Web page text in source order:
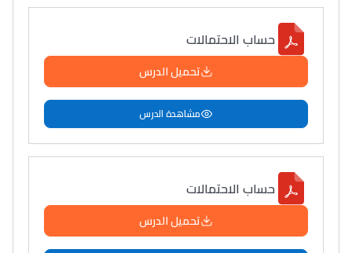
حساب الاحتمالات
تحميل الدرس
مشاهدة الدرس
حساب الاحتمالات
تحميل الدرس